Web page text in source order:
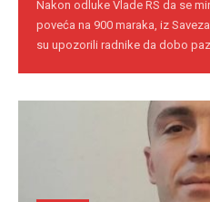
Nakon odluke Vlade RS da se
poveća na 900 maraka, iz
su upozorili radnike da dobo